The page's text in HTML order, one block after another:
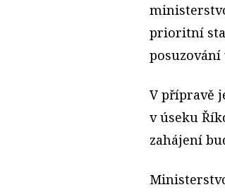
prioritní
V přípravě
v úseku
zahájení